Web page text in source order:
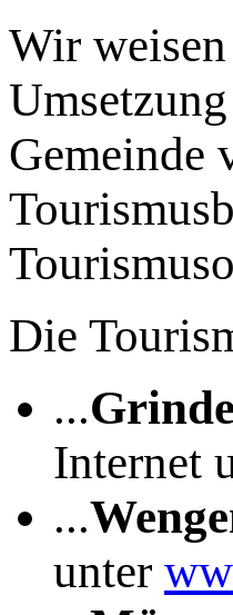
Wir
Gemeinde
Die
...
Internet
...
unter